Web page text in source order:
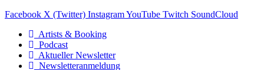
Facebook X (Twitter) InstagramYouTube Twitch SoundCloud
Artists & Booking
Podcast
Aktueller Newsletter
Newsletteranmeldung